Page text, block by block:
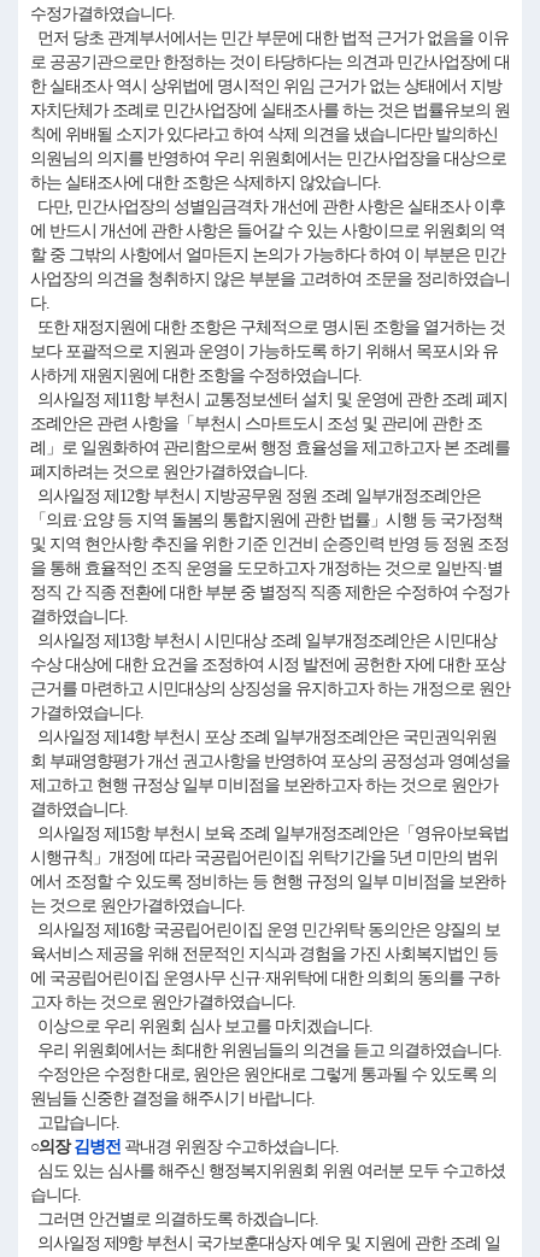
수정가결하였습니다.
먼저 당초 관계부서에서는 민간 부문에 대한 법적 근거가 없음을 이유
로 공공기관으로만 한정하는 것이 타당하다는 의견과 민간사업장에 대
한 실태조사 역시 상위법에 명시적인 위임 근거가 없는 상태에서 지방
자치단체가 조례로 민간사업장에 실태조사를 하는 것은 법률유보의 원
칙에 위배될 소지가 있다라고 하여 삭제 의견을 냈습니다만 발의하신
의원님의 의지를 반영하여 우리 위원회에서는 민간사업장을 대상으로
하는 실태조사에 대한 조항은 삭제하지 않았습니다.
다만, 민간사업장의 성별임금격차 개선에 관한 사항은 실태조사 이후
에 반드시 개선에 관한 사항은 들어갈 수 있는 사항이므로 위원회의 역
할 중 그밖의 사항에서 얼마든지 논의가 가능하다 하여 이 부분은 민간
사업장의 의견을 청취하지 않은 부분을 고려하여 조문을 정리하였습니
다.
또한 재정지원에 대한 조항은 구체적으로 명시된 조항을 열거하는 것
보다 포괄적으로 지원과 운영이 가능하도록 하기 위해서 목포시와 유
사하게 재원지원에 대한 조항을 수정하였습니다.
의사일정 제11항 부천시 교통정보센터 설치 및 운영에 관한 조례 폐지
조례안은 관련 사항을「부천시 스마트도시 조성 및 관리에 관한 조
례」로 일원화하여 관리함으로써 행정 효율성을 제고하고자 본 조례를
폐지하려는 것으로 원안가결하였습니다.
의사일정 제12항 부천시 지방공무원 정원 조례 일부개정조례안은
「의료·요양 등 지역 돌봄의 통합지원에 관한 법률」시행 등 국가정책
및 지역 현안사항 추진을 위한 기준 인건비 순증인력 반영 등 정원 조정
을 통해 효율적인 조직 운영을 도모하고자 개정하는 것으로 일반직·별
정직 간 직종 전환에 대한 부분 중 별정직 직종 제한은 수정하여 수정가
결하였습니다.
의사일정 제13항 부천시 시민대상 조례 일부개정조례안은 시민대상
수상 대상에 대한 요건을 조정하여 시정 발전에 공헌한 자에 대한 포상
근거를 마련하고 시민대상의 상징성을 유지하고자 하는 개정으로 원안
가결하였습니다.
의사일정 제14항 부천시 포상 조례 일부개정조례안은 국민권익위원
회 부패영향평가 개선 권고사항을 반영하여 포상의 공정성과 영예성을
제고하고 현행 규정상 일부 미비점을 보완하고자 하는 것으로 원안가
결하였습니다.
의사일정 제15항 부천시 보육 조례 일부개정조례안은「영유아보육법
시행규칙」개정에 따라 국공립어린이집 위탁기간을 5년 미만의 범위
에서 조정할 수 있도록 정비하는 등 현행 규정의 일부 미비점을 보완하
는 것으로 원안가결하였습니다.
의사일정 제16항 국공립어린이집 운영 민간위탁 동의안은 양질의 보
육서비스 제공을 위해 전문적인 지식과 경험을 가진 사회복지법인 등
에 국공립어린이집 운영사무 신규·재위탁에 대한 의회의 동의를 구하
고자 하는 것으로 원안가결하였습니다.
이상으로 우리 위원회 심사 보고를 마치겠습니다.
우리 위원회에서는 최대한 위원님들의 의견을 듣고 의결하였습니다.
수정안은 수정한 대로, 원안은 원안대로 그렇게 통과될 수 있도록 의
원님들 신중한 결정을 해주시기 바랍니다.
고맙습니다.
○의장김병전 곽내경 위원장 수고하셨습니다.
심도 있는 심사를 해주신 행정복지위원회 위원 여러분 모두 수고하셨
습니다.
그러면 안건별로 의결하도록 하겠습니다.
의사일정 제9항 부천시 국가보훈대상자 예우 및 지원에 관한 조례 일